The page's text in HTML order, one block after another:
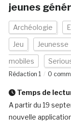
jeunes
Archéologie
Jeu Jeunesse
mobiles
Rédaction 1
0
Temps de
A partir du 19
nouvelle